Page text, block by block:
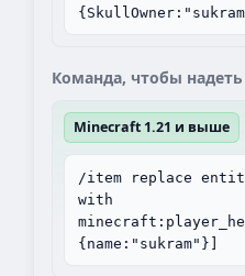
Команда, чтобы надеть
Minecraft 1.21 и выше
/item replace entity
with
{name:"sukram"}]